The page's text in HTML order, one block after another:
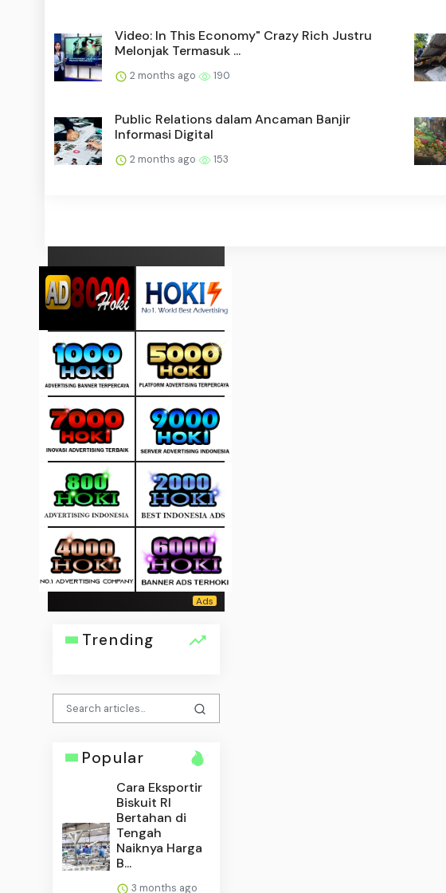
Video: In This Economy" Crazy Rich Justru
Melonjak Termasuk ...
2 months ago 190
Public Relations dalam Ancaman Banjir
Informasi Digital
2 months ago 153
Trending
Popular
Cara Eksportir
Biskuit RI
Bertahan di
Tengah
Naiknya Harga
B...
3 months ago